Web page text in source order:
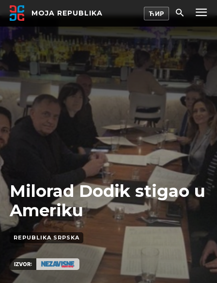
MOJA REPUBLIKA
Milorad Dodik stigao u
Ameriku
REPUBLIKA SRPSKA
IZVOR: